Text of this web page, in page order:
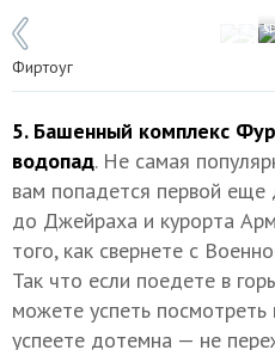
1 / 5
Фиртоуг
5. Башенный комплекс
водопад. Не самая
вам попадется первой
до Джейраха и курорта
того, как свернете с
Так что если поедете в
можете успеть посмотреть
успеете дотемна — не